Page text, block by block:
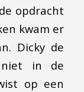
opdracht
kwam er
Dicky de
niet in de
op een